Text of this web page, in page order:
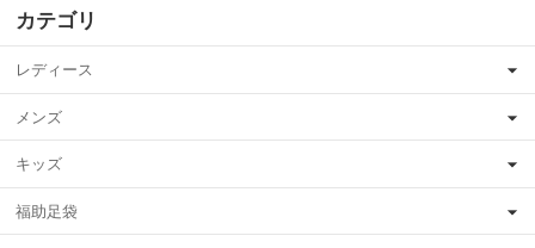
カテゴリ
レディース
メンズ
キッズ
福助足袋